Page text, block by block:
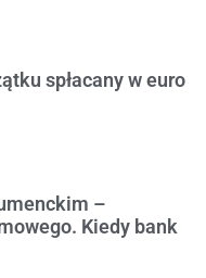
spłacany w euro
–
Kiedy bank